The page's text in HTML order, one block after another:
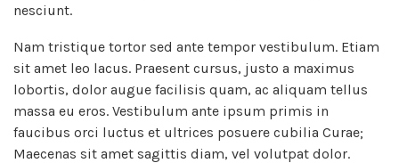
nesciunt.
Nam tristique tortor sed ante tempor vestibulum. Etiam
sit amet leo lacus. Praesent cursus, justo a maximus
lobortis, dolor augue facilisis quam, ac aliquam tellus
massa eu eros. Vestibulum ante ipsum primis in
faucibus orci luctus et ultrices posuere cubilia Curae;
Maecenas sit amet sagittis diam, vel volutpat dolor.